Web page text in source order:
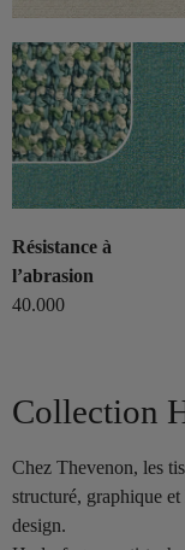
Résistance à
l’abrasion
40.000
Collection
Chez Thevenon, les
structuré, graphique
design.